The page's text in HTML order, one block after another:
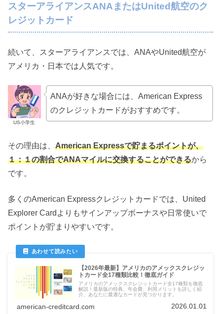
スターアライアンスANAまたはUnited航空のク
レジットカード
続いて、スターアライアンスでは、ANAやUnited航空が
アメリカ・日本では人気です。
US小学生
ANAが好きな場合には、American Express
のクレジットカードがおすすめです。
その理由は、 American Expressで貯まるポイントが、
１：１の割合でANAマイルに交換することができるから
です。
多くのAmerican Expressクレジットカードでは、United
Explorer Cardよりもサインアップボーナスや日常使いで
ポイントが貯まりやすいです。
【2026年最新】アメリカのアメックスクレジッ
トカード全17種類比較！徹底ガイド
アメリカのアメックスクレジットカード全17種類を徹底
解説！最新版の特典、年会費、利用メリットを詳しく紹
介。あなたに最適なカードが見つかります。
american-creditcard.com 2026.01.01